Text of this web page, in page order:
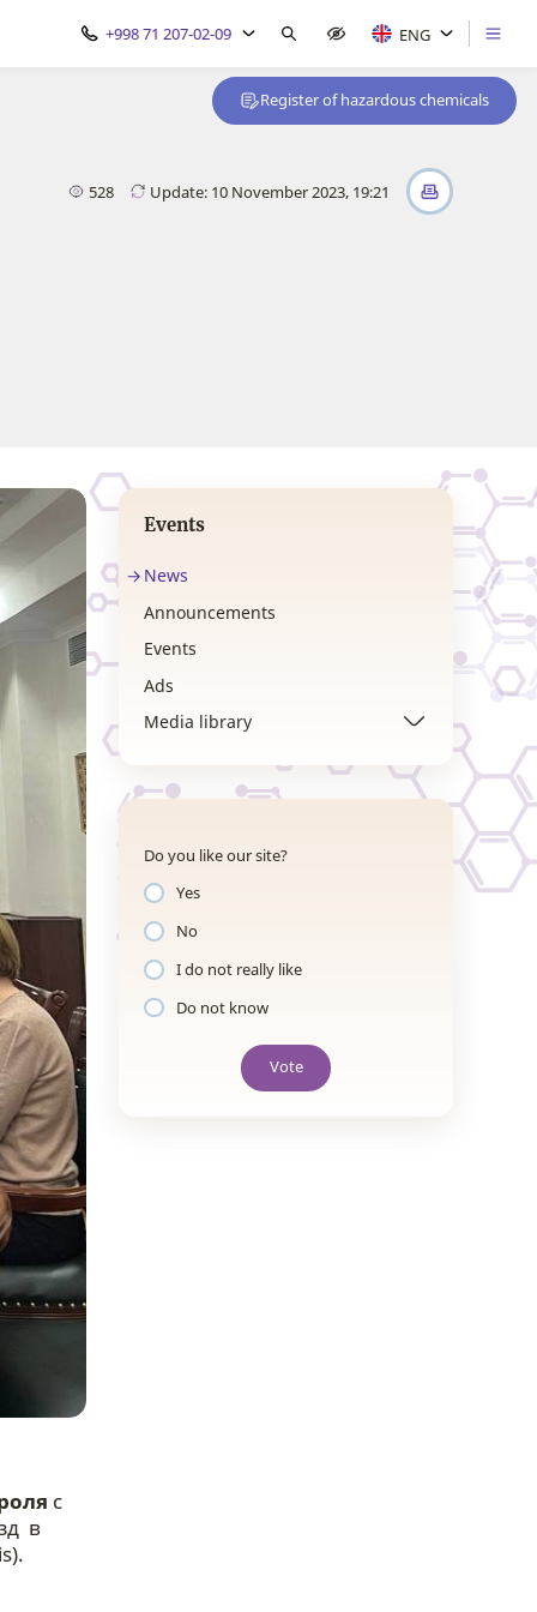
+998 71 207-02-09 ENG
Register of hazardous chemicals
528 Update: 10 November 2023, 19:21
с
в
Events
News
Announcements
Events
Ads
Media library
Do you like our site?
Yes
No
I do not really like
Do not know
Vote